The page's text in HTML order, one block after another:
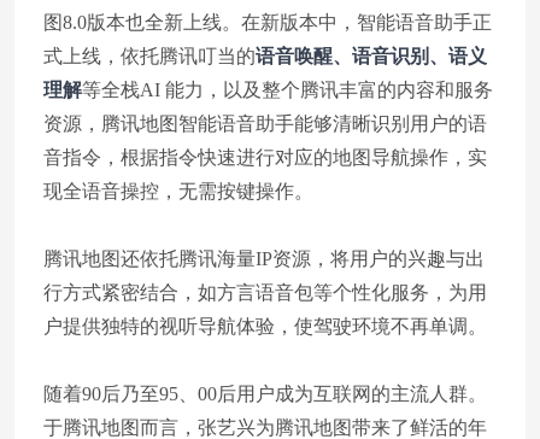
图8.0版本也全新上线。在新版本中，智能语音助手正
式上线，依托腾讯叮当的语音唤醒、语音识别、语义
理解等全栈AI 能力，以及整个腾讯丰富的内容和服务
资源，腾讯地图智能语音助手能够清晰识别用户的语
音指令，根据指令快速进行对应的地图导航操作，实
现全语音操控，无需按键操作。
腾讯地图还依托腾讯海量IP资源，将用户的兴趣与出
行方式紧密结合，如方言语音包等个性化服务，为用
户提供独特的视听导航体验，使驾驶环境不再单调。
随着90后乃至95、00后用户成为互联网的主流人群。
于腾讯地图而言，张艺兴为腾讯地图带来了鲜活的年